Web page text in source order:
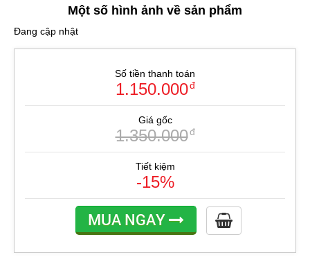
Một số hình ảnh về sản phẩm
Đang cập nhật
Số tiền thanh toán
1.150.000đ
Giá gốc
1.350.000đ
Tiết kiệm
-15%
MUA NGAY